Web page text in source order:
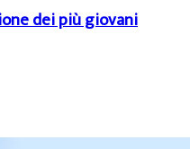
dei più giovani